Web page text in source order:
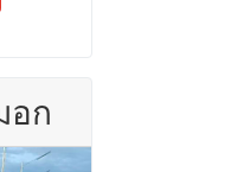
อก